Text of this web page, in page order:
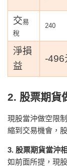
交易
稅
240
淨損
益
-496
2. 股票期貨
現股當沖做空限
縮到交易機會，
3. 股票期貨當沖
如前面所提，現